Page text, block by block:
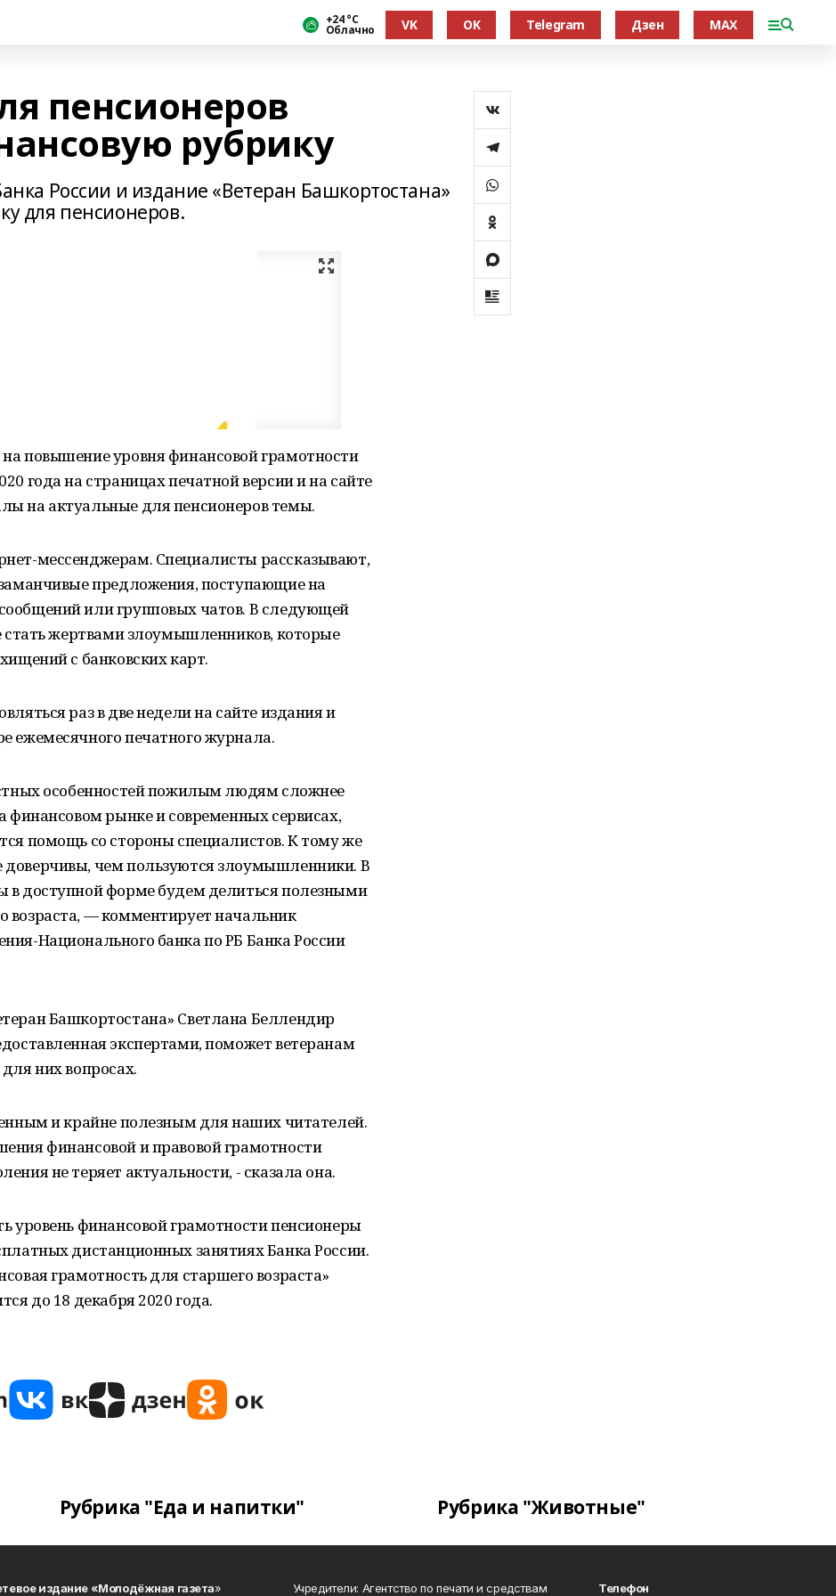
+24 °С
Облачно VK OK Telegram Дзен MAX
пенсионеров
рубрику
России и издание «Ветеран Башкортостана»
для пенсионеров.
повышение уровня финансовой грамотности
года на страницах печатной версии и на сайте
на актуальные для пенсионеров темы.
мессенджерам. Специалисты рассказывают,
предложения, поступающие на
или групповых чатов. В следующей
стать жертвами злоумышленников, которые
с банковских карт.
раз в две недели на сайте издания и
ежемесячного печатного журнала.
особенностей пожилым людям сложнее
финансовом рынке и современных сервисах,
помощь со стороны специалистов. К тому же
чем пользуются злоумышленники. В
в доступной форме будем делиться полезными
возраста, — комментирует начальник
Национального банка по РБ Банка России
Башкортостана» Светлана Беллендир
экспертами, поможет ветеранам
них вопросах.
и крайне полезным для наших читателей.
финансовой и правовой грамотности
не теряет актуальности, - сказала она.
уровень финансовой грамотности пенсионеры
дистанционных занятиях Банка России.
грамотность для старшего возраста»
до 18 декабря 2020 года.
Рубрика "Еда и напитки" Рубрика "Животные"
издание «Молодёжная газета» Учредители: Агентство по печати и средствам Телефон